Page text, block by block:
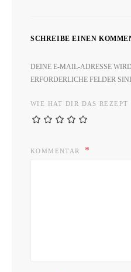
SCHREIBE EINEN
DEINE E-MAIL-ADRESSE
ERFORDERLICHE FELDER
WIE HAT DIR DAS REZEPT
KOMMENTAR